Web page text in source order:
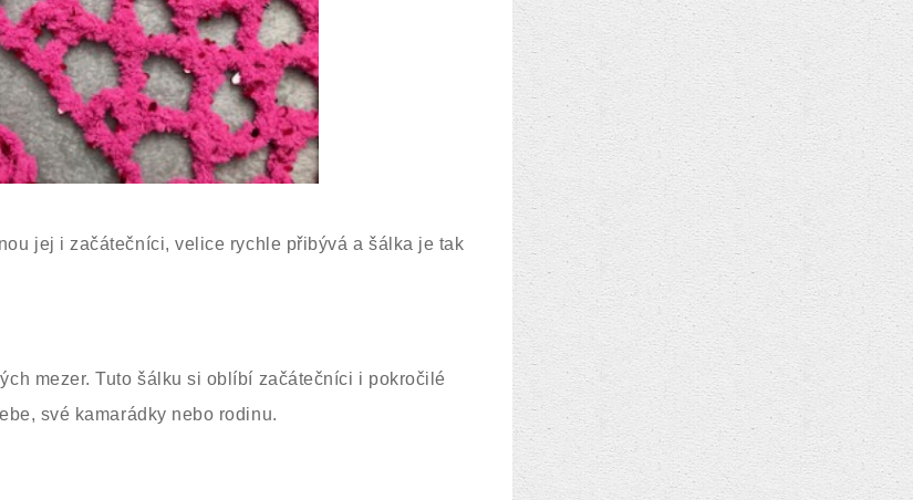
jej i začátečníci, velice rychle přibývá a šálka je tak
mezer. Tuto šálku si oblíbí začátečníci i pokročilé
své kamarádky nebo rodinu.